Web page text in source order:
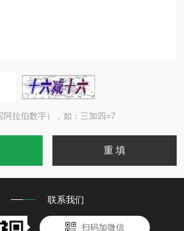
拉伯数字），如：三加四=7
联系我们
扫码加微信